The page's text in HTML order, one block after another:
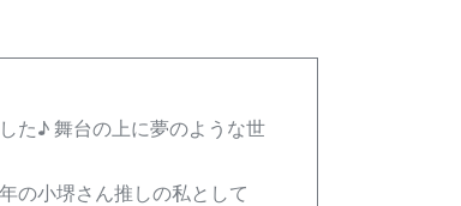
た♪ 舞台の上に夢のような世
の小堺さん推しの私として